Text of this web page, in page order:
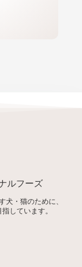
ルフーズ
犬・猫のために、
しています。